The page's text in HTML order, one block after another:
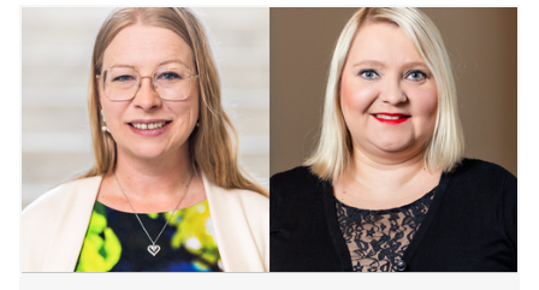
niin paljon, että veronalennus maksaa todennäköisesti
itsensä takaisin julkiselle sektorille. Vaikutukset eivät
ole välittömiä. Ennen kuin vaikutukset ehtivät syntyä,
julkista taloutta voisi paikata omaisuuden
myyntituloilla, ehdottaa Etlan toimitusjohtaja Aki
Kangasharju. Myyntitulot kannattaa käyttää
veronalennuksen lyhyen aikavälin rahoitukseen
hallituksen kaavaileman neljän miljardin euron
investointipaketin sijaan.